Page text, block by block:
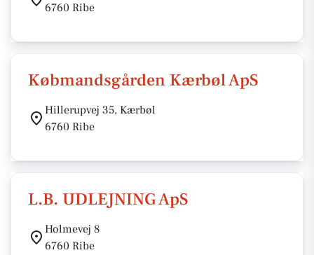
6760 Ribe
Købmandsgården Kærbøl ApS
Hillerupvej 35, Kærbøl
6760 Ribe
L.B. UDLEJNING ApS
Holmevej 8
6760 Ribe